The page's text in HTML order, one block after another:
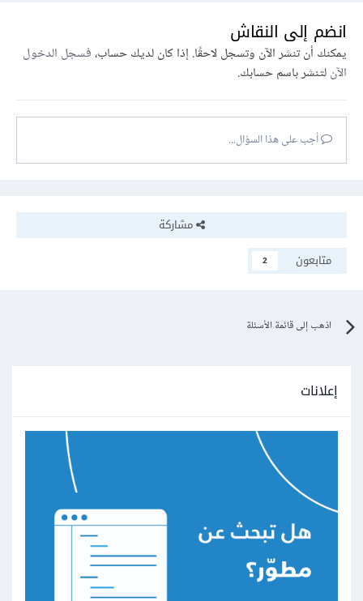
انضم إلى النقاش
يمكنك أن تنشر الآن وتسجل لاحقًا. إذا كان لديك حساب،فسجل الدخول
الآنلتنشر باسم حسابك.
أجب على هذا السؤال...
مشاركة
متابعون
2
اذهب إلى قائمة الأسئلة
إعلانات